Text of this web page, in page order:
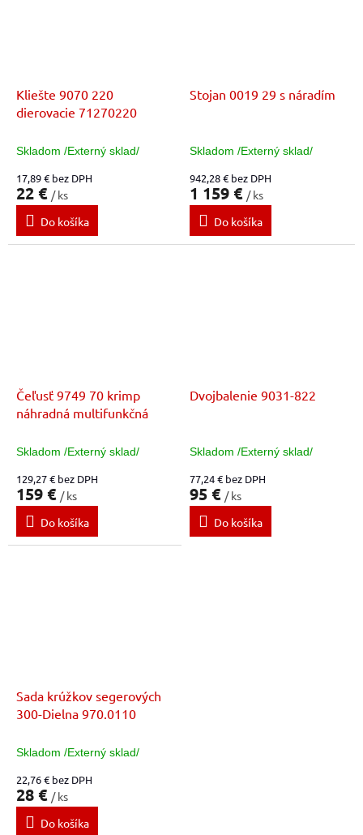
Kliešte 9070 220
dierovacie 71270220
Skladom /Externý sklad/
17,89 € bez DPH
22 € / ks
Do košíka
Stojan 0019 29 s náradím
Skladom /Externý sklad/
942,28 € bez DPH
1 159 € / ks
Do košíka
Čeľusť 9749 70 krimp
náhradná multifunkčná
Skladom /Externý sklad/
129,27 € bez DPH
159 € / ks
Do košíka
Dvojbalenie 9031-822
Skladom /Externý sklad/
77,24 € bez DPH
95 € / ks
Do košíka
Sada krúžkov segerových
300-Dielna 970.0110
Skladom /Externý sklad/
22,76 € bez DPH
28 € / ks
Do košíka